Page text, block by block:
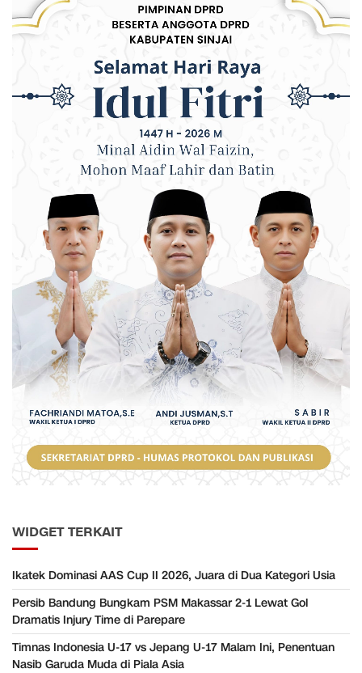
WIDGET TERKAIT
Ikatek Dominasi AAS Cup II 2026, Juara di Dua Kategori Usia
Persib Bandung Bungkam PSM Makassar 2-1 Lewat Gol
Dramatis Injury Time di Parepare
Timnas Indonesia U-17 vs Jepang U-17 Malam Ini, Penentuan
Nasib Garuda Muda di Piala Asia